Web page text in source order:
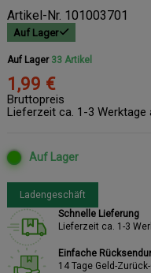
Artikel-Nr. 101003701
Auf Lager
Auf Lager 33 Artikel
1,99 €
Bruttopreis
Lieferzeit ca. 1-3 Werktage
Auf Lager
Ladengeschäft
Schnelle Lieferung
Lieferzeit ca. 1-3
Einfache
14 Tage Geld-